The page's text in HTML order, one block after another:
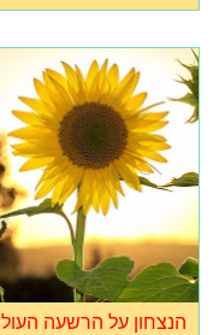
הנצחון על הרשעה